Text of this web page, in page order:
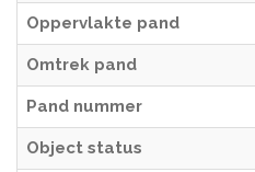
Oppervlakte pand
Omtrek pand
Pand nummer
Object status